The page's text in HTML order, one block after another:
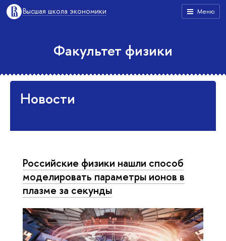
Меню
Высшая школа экономики
Факультет физики
Новости
Российские физики нашли способ
моделировать параметры ионов в
плазме за секунды